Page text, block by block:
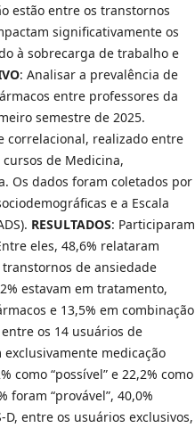
estão entre os transtornos
significativamente os
à sobrecarga de trabalho e
: Analisar a prevalência de
entre professores da
semestre de 2025.
correlacional, realizado entre
de Medicina,
Os dados foram coletados por
e a Escala
RESULTADOS: Participaram
eles, 48,6% relataram
de ansiedade
estavam em tratamento,
e 13,5% em combinação
os 14 usuários de
medicação
como “possível” e 22,2% como
foram “provável”, 40,0%
D, entre os usuários exclusivos,